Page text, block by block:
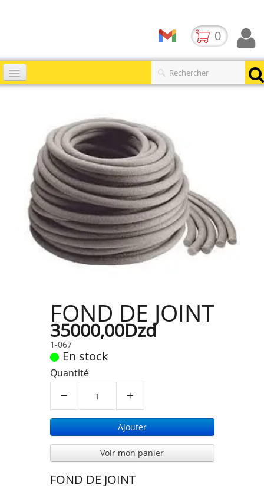
0
Produits
Contact
BLOG
FOND DE JOINT
35000,00Dzd
1-067
En stock
Quantité
− +
Ajouter
Voir mon panier
FOND DE JOINT